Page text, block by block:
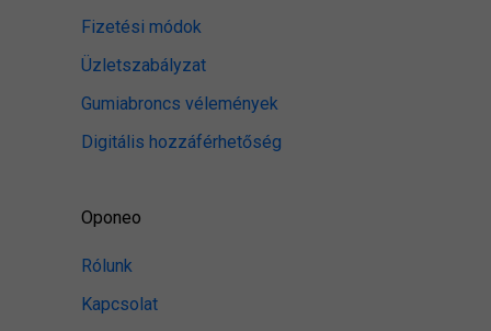
Fizetési módok
Üzletszabályzat
Gumiabroncs vélemények
Digitális hozzáférhetőség
Oponeo
Rólunk
Kapcsolat